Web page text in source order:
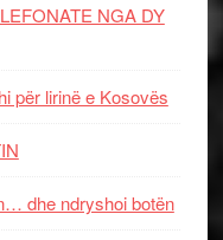
NGA DY
për lirinë e Kosovës
dhe ndryshoi botën